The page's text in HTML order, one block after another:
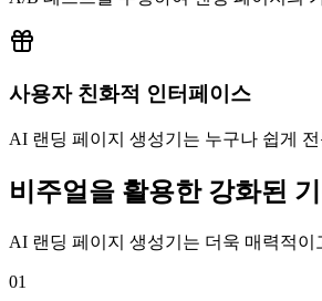
사용자 친화적 인터페이스
AI 랜딩 페이지 생성기는 누구나 쉽게
비주얼을 활용한 강화된
AI 랜딩 페이지 생성기는 더욱 매력적
01